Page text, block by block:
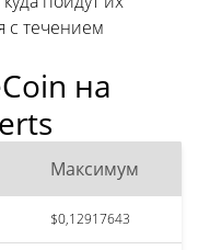
с течением
на
Максимум
$0,12917643